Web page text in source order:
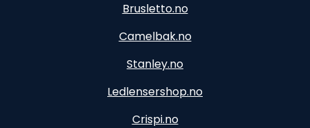
Brusletto.no
Camelbak.no
Stanley.no
Ledlensershop.no
Crispi.no